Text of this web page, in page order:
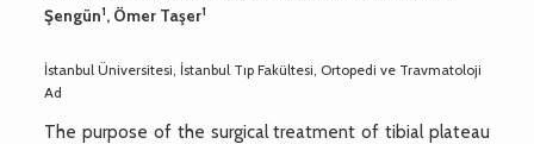
Şengün1, Ömer Taşer1
İstanbul Üniversitesi, İstanbul Tıp Fakültesi, Ortopedi ve Travmatoloji
Ad
The purpose of the surgical treatment of tibial plateau